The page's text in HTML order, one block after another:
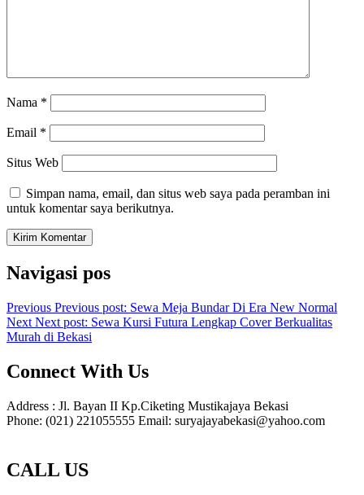
Nama *
Email *
Situs Web
Simpan nama, email, dan situs web saya pada peramban ini
untuk komentar saya berikutnya.
Navigasi pos
Previous Previous post: Sewa Meja Bundar Di Era New Normal
Next Next post: Sewa Kursi Futura Lengkap Cover Berkualitas
Murah di Bekasi
Connect With Us
Address : Jl. Bayan II Kp.Ciketing Mustikajaya Bekasi
Phone: (021) 221055555 Email: suryajayabekasi@yahoo.com
CALL US